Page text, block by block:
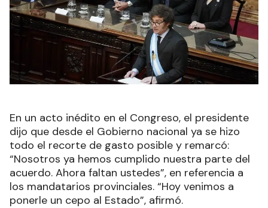
En un acto inédito en el Congreso, el presidente
dijo que desde el Gobierno nacional ya se hizo
todo el recorte de gasto posible y remarcó:
“Nosotros ya hemos cumplido nuestra parte del
acuerdo. Ahora faltan ustedes”, en referencia a
los mandatarios provinciales. “Hoy venimos a
ponerle un cepo al Estado”, afirmó.